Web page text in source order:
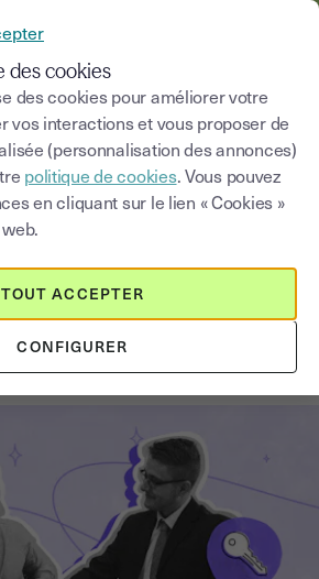
Saisissez un terme
après signature
: 3 infos à retenir
des cookies
des cookies pour améliorer votre
vos interactions et vous proposer de
(personnalisation des annonces)
politique de cookies. Vous pouvez
en cliquant sur le lien « Cookies »
CONFIGURER
TOUT ACCEPTER